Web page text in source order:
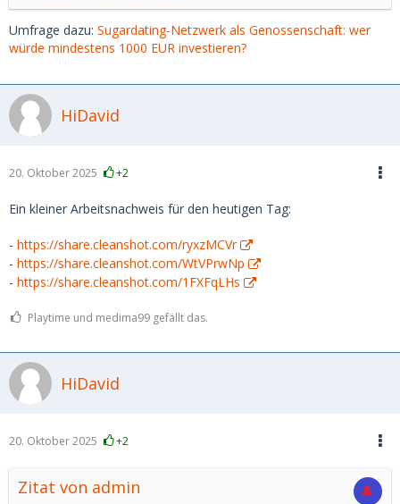
Umfrage dazu: Sugardating-Netzwerk als Genossenschaft: wer
würde mindestens 1000 EUR investieren?
HiDavid
20. Oktober 2025 +2
Ein kleiner Arbeitsnachweis für den heutigen Tag:
- https://share.cleanshot.com/ryxzMCVr
- https://share.cleanshot.com/WtVPrwNp
- https://share.cleanshot.com/1FXFqLHs
Playtime und medima99 gefällt das.
HiDavid
20. Oktober 2025 +2
Zitat von admin